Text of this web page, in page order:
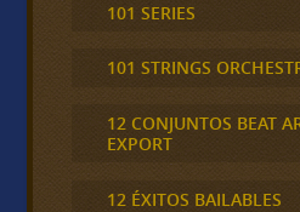
101 SERIES
101 STRINGS
12 CONJUNTOS BEAT
EXPORT
12 ÉXITOS BAILABLES